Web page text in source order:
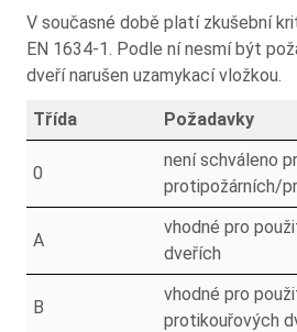
V současné době platí zkušební
EN 1634-1. Podle ní nesmí být
dveří narušen uzamykací vložkou.
Třída Požadavky
0
není schváleno
protipožárních/
A
vhodné pro
dveřích
B
vhodné pro
protikouřových